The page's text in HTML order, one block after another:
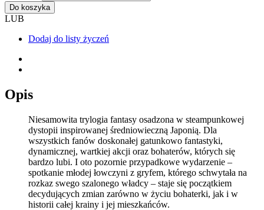
Do koszyka
LUB
Dodaj do listy życzeń
Opis
Niesamowita trylogia fantasy osadzona w steampunkowej
dystopii inspirowanej średniowieczną Japonią. Dla
wszystkich fanów doskonałej gatunkowo fantastyki,
dynamicznej, wartkiej akcji oraz bohaterów, których się
bardzo lubi. I oto pozornie przypadkowe wydarzenie –
spotkanie młodej łowczyni z gryfem, którego schwytała na
rozkaz swego szalonego władcy – staje się początkiem
decydujących zmian zarówno w życiu bohaterki, jak i w
historii całej krainy i jej mieszkańców.